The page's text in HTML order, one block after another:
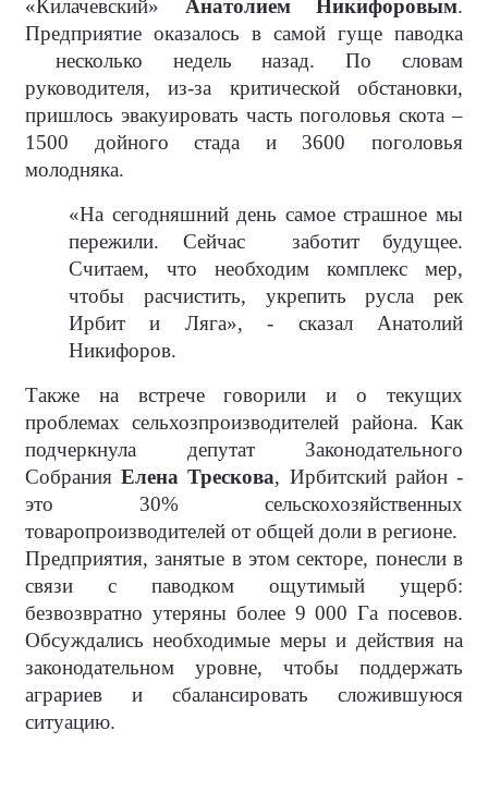
«Килачевский» Анатолием Никифоровым.
Предприятие оказалось в самой гуще паводка
несколько недель назад. По словам
руководителя, из-за критической обстановки,
пришлось эвакуировать часть поголовья скота –
1500 дойного стада и 3600 поголовья
молодняка.
«На сегодняшний день самое страшное мы
пережили. Сейчас
заботит будущее.
Считаем, что необходим комплекс мер,
чтобы расчистить, укрепить русла рек
Ирбит и Ляга», - сказал Анатолий
Никифоров.
Также на встрече говорили и о текущих
проблемах сельхозпроизводителей района. Как
подчеркнула депутат Законодательного
Собрания Елена Трескова, Ирбитский район -
это 30% сельскохозяйственных
товаропроизводителей от общей доли в регионе.
Предприятия, занятые в этом секторе, понесли в
связи с паводком ощутимый ущерб:
безвозвратно утеряны более 9 000 Га посевов.
Обсуждались необходимые меры и действия на
законодательном уровне, чтобы поддержать
аграриев и сбалансировать сложившуюся
ситуацию.